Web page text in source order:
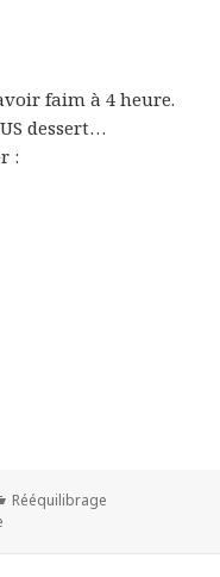
faim à 4 heure.
dessert…
:
Catégories
Rééquilibrage